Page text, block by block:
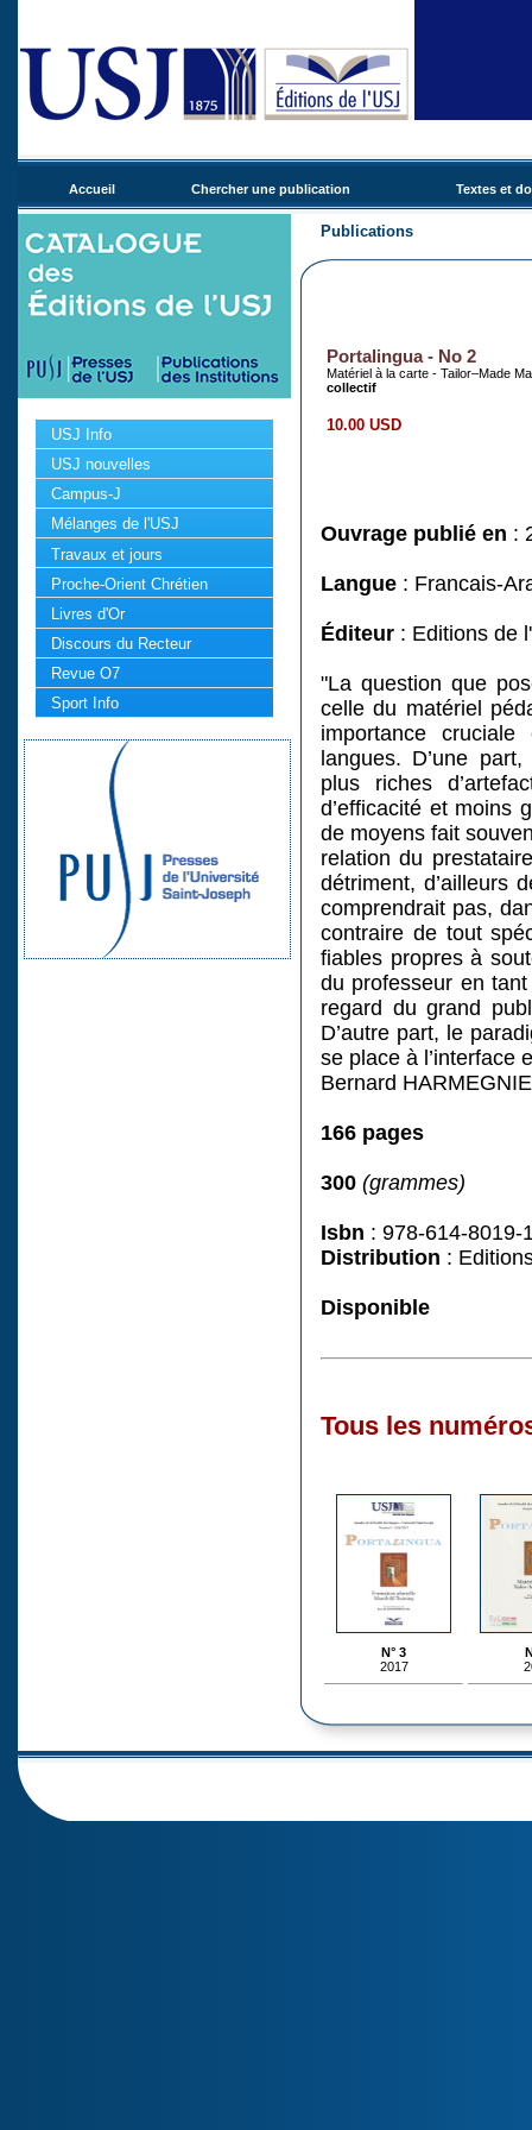
Accueil Chercher une publication Textes et
USJ Info
USJ nouvelles
Campus-J
Mélanges de l'USJ
Travaux et jours
Proche-Orient Chrétien
Livres d'Or
Discours du Recteur
Revue O7
Sport Info
Publications
Portalingua - No 2
Matériel à la carte - Tailor–Made
collectif
10.00 USD
Ouvrage publié en :
Langue : Francais-
Éditeur : Editions de
"La question que
celle du matériel
importance
langues. D’une
plus riches
d’efficacité et moins
de moyens fait
relation du
détriment, d’ailleurs
comprendrait pas,
contraire de tout
fiables propres à
du professeur en
regard du grand
D’autre part, le
se place à l’interface
Bernard
166 pages
300 (grammes)
Isbn : 978-614-8019-
Distribution :
Disponible
Tous les
N° 3
2017